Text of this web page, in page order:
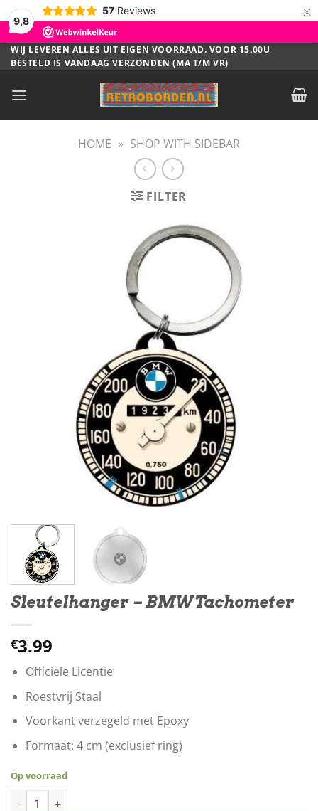
9,8
57 Reviews ×
Ga
naar
WIJ LEVEREN ALLES UIT EIGEN VOORRAAD. VOOR 15.00U
BESTELD IS VANDAAG VERZONDEN (MA T/M VR)
HOME » SHOP WITH SIDEBAR
FILTER
Sleutelhanger – BMW Tachometer
€3.99
Officiele Licentie
Roestvrij Staal
Voorkant verzegeld met Epoxy
Formaat: 4 cm (exclusief ring)
Op voorraad
Sleutelhanger - BMW Tachometer aantal